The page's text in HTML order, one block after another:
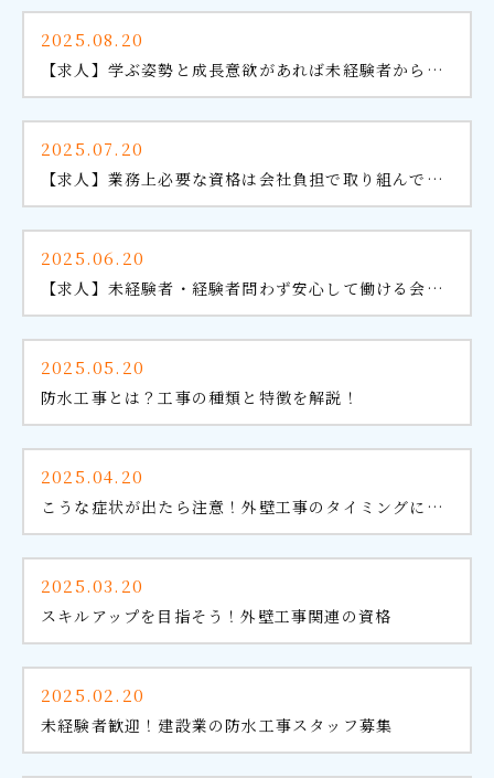
2025.08.20
【求人】学ぶ姿勢と成長意欲があれば未経験者からでも始められます
2025.07.20
【求人】業務上必要な資格は会社負担で取り組んでもらえます
2025.06.20
【求人】未経験者・経験者問わず安心して働ける会社です
2025.05.20
防水工事とは？工事の種類と特徴を解説！
2025.04.20
こうな症状が出たら注意！外壁工事のタイミングについて
2025.03.20
スキルアップを目指そう！外壁工事関連の資格
2025.02.20
未経験者歓迎！建設業の防水工事スタッフ募集